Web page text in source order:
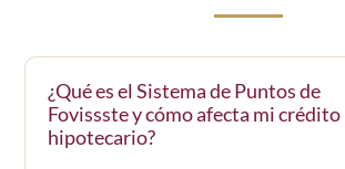
¿Qué es el Sistema de Puntos de
Fovissste y cómo afecta mi crédito
hipotecario?